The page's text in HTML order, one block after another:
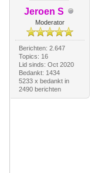
Jeroen S
Moderator
Berichten: 2.647
Topics: 16
Lid sinds: Oct 2020
Bedankt: 1434
5233 x bedankt in
2490 berichten